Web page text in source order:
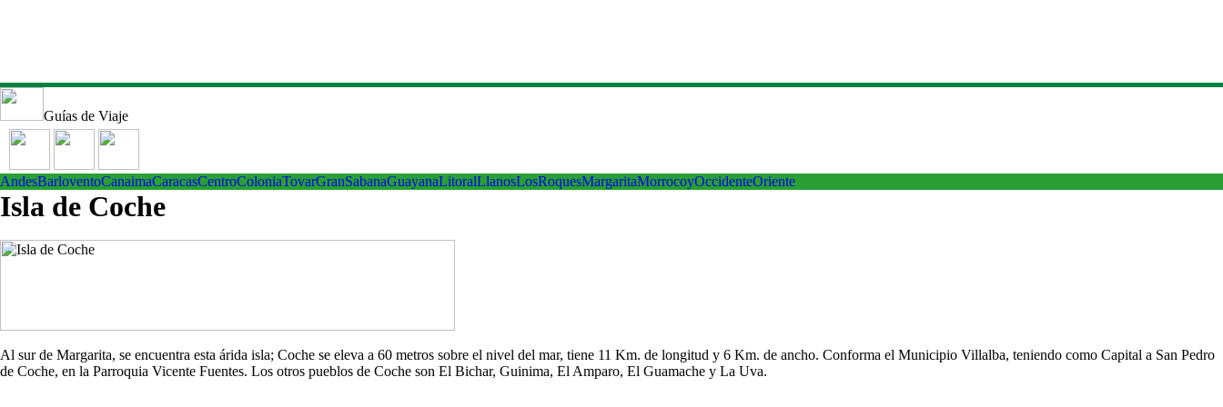
Guías de Viaje
AndesBarloventoCanaimaCaracasCentroColoniaTovarGranSabanaGuayanaLitoralLlanosLosRoquesMargaritaMorrocoyOccidenteOriente
Isla de Coche
Al sur de Margarita, se encuentra esta árida isla; Coche se eleva a 60 metros sobre el nivel del mar, tiene 11 Km. de longitud y 6 Km. de ancho. Conforma el Municipio Villalba, teniendo como Capital a San Pedro
de Coche, en la Parroquia Vicente Fuentes. Los otros pueblos de Coche son El Bichar, Guinima, El Amparo, El Guamache y La Uva.